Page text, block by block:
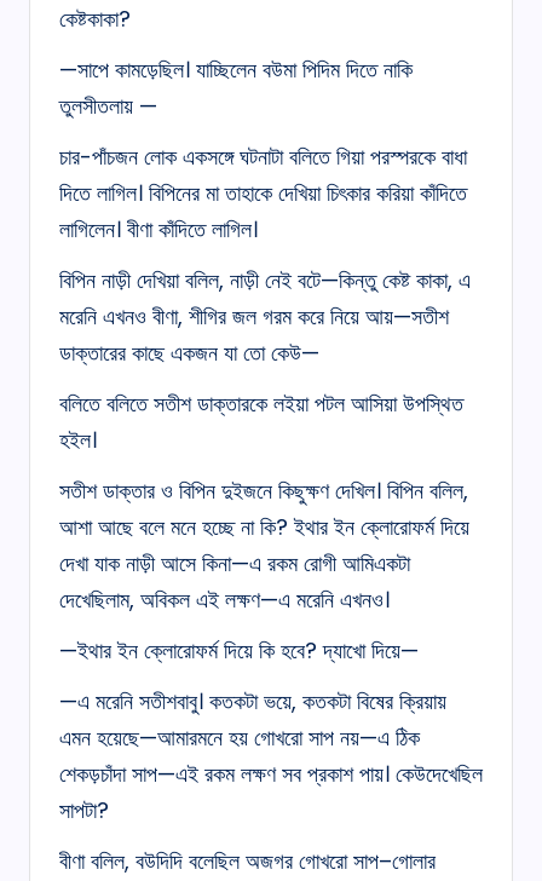
কেষ্টকাকা?
—সাপে কামড়েছিল। যাচ্ছিলেন বউমা পিদিম দিতে নাকি
তুলসীতলায় —
চার-পাঁচজন লোক একসঙ্গে ঘটনাটা বলিতে গিয়া পরস্পরকে বাধা
দিতে লাগিল। বিপিনের মা তাহাকে দেখিয়া চিৎকার করিয়া কাঁদিতে
লাগিলেন। বীণা কাঁদিতে লাগিল।
বিপিন নাড়ী দেখিয়া বলিল, নাড়ী নেই বটে—কিন্তু কেষ্ট কাকা, এ
মরেনি এখনও বীণা, শীগির জল গরম করে নিয়ে আয়—সতীশ
ডাক্তারের কাছে একজন যা তো কেউ—
বলিতে বলিতে সতীশ ডাক্তারকে লইয়া পটল আসিয়া উপস্থিত
হইল।
সতীশ ডাক্তার ও বিপিন দুইজনে কিছুক্ষণ দেখিল। বিপিন বলিল,
আশা আছে বলে মনে হচ্ছে না কি? ইথার ইন ক্লোরোফর্ম দিয়ে
দেখা যাক নাড়ী আসে কিনা—এ রকম রোগী আমিএকটা
দেখেছিলাম, অবিকল এই লক্ষণ—এ মরেনি এখনও।
—ইথার ইন ক্লোরোফর্ম দিয়ে কি হবে? দ্যাখো দিয়ে—
—এ মরেনি সতীশবাবু। কতকটা ভয়ে, কতকটা বিষের ক্রিয়ায়
এমন হয়েছে—আমারমনে হয় গোখরো সাপ নয়—এ ঠিক
শেকড়চাঁদা সাপ—এই রকম লক্ষণ সব প্রকাশ পায়। কেউদেখেছিল
সাপটা?
বীণা বলিল, বউদিদি বলেছিল অজগর গোখরো সাপ–গোলার